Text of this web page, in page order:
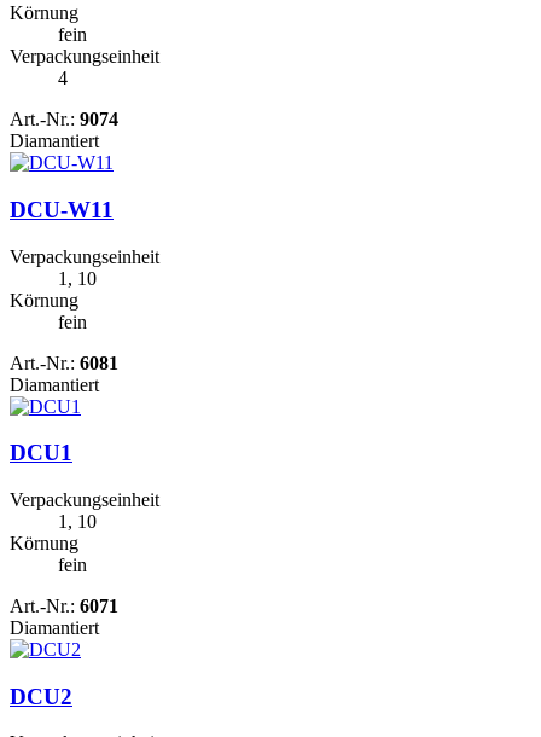
Körnung
fein
Verpackungseinheit
4
Art.-Nr.: 9074
Diamantiert
DCU-W11
Verpackungseinheit
1, 10
Körnung
fein
Art.-Nr.: 6081
Diamantiert
DCU1
Verpackungseinheit
1, 10
Körnung
fein
Art.-Nr.: 6071
Diamantiert
DCU2